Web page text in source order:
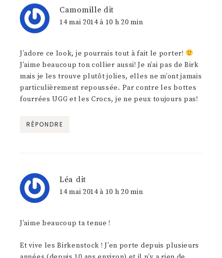
Camomille dit
14 mai 2014 à 10 h 20 min
J’adore ce look, je pourrais tout à fait le porter!
J’aime beaucoup ton collier aussi! Je n’ai pas de Birk
mais je les trouve plutôt jolies, elles ne m’ont jamais
particulièrement repoussée. Par contre les bottes
fourrées UGG et les Crocs, je ne peux toujours pas!
RÉPONDRE
Léa dit
14 mai 2014 à 10 h 20 min
J’aime beaucoup ta tenue !
Et vive les Birkenstock ! J’en porte depuis plusieurs